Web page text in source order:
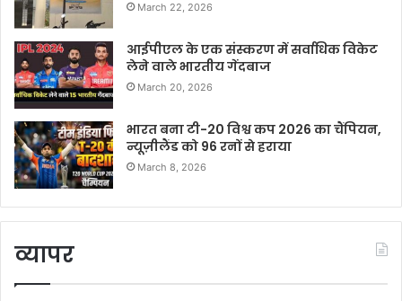
March 22, 2026
आईपीएल के एक संस्करण में सर्वाधिक विकेट
लेने वाले भारतीय गेंदबाज
March 20, 2026
भारत बना टी-20 विश्व कप 2026 का चैंपियन,
न्यूज़ीलैंड को 96 रनों से हराया
March 8, 2026
व्यापर